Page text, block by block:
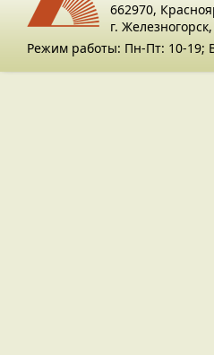
662970,
г.
Режим работы: Пн-Пт: 10-19;